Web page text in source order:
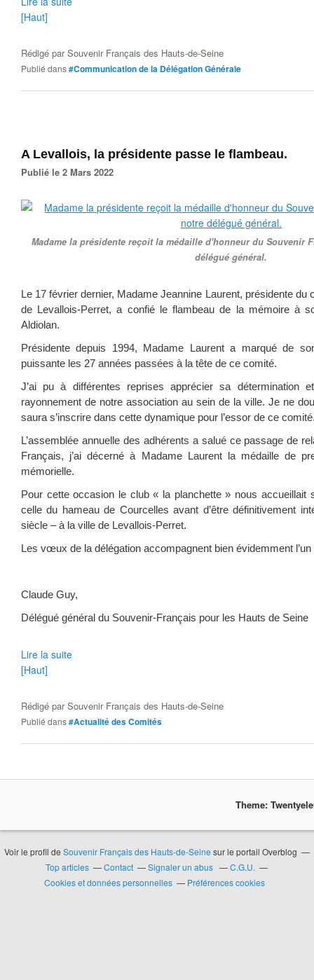
[Haut]
Rédigé parSouvenir Français des Hauts-de-Seine
Publié dans#Communication de la Délégation Générale
A Levallois, la présidente passe le flambeau.
Publié le 2 Mars 2022
Madame la présidente reçoit la médaille d'honneur du Souvenir
délégué général.
Le 17 février dernier, Madame Jeannine Laurent, présidente du
de Levallois-Perret, a confié le flambeau de la mémoire à
Aldiolan.
Présidente depuis 1994, Madame Laurent a marqué de
puissante les 27 années passées à la tête de ce comité.
J’ai pu à différentes reprises apprécier sa détermination
rayonnement de notre association au sein de la ville. Je ne
saura s’inscrire dans cette dynamique pour l’essor de ce
L’assemblée annuelle des adhérents a salué ce passage de
Français, j’ai décerné à Madame Laurent la médaille de
mémorielle.
Pour cette occasion le club « la planchette » nous accueillait
celle du hameau de Courcelles avant d’être définitivement
siècle – à la ville de Levallois-Perret.
Les vœux de la délégation accompagnent bien évidemment l’un
Claude Guy,
Délégué général du Souvenir-Français pour les Hauts de Seine
Lire la suite
[Haut]
Rédigé parSouvenir Français des Hauts-de-Seine
Publié dans#Actualité des Comités
Theme:
Voir le profil de Souvenir Français des Hauts-de-Seine sur le portail Overblog
Top articles
Contact Signaler un abus
C.G.U.
Cookies et données personnelles
Préférences cookies